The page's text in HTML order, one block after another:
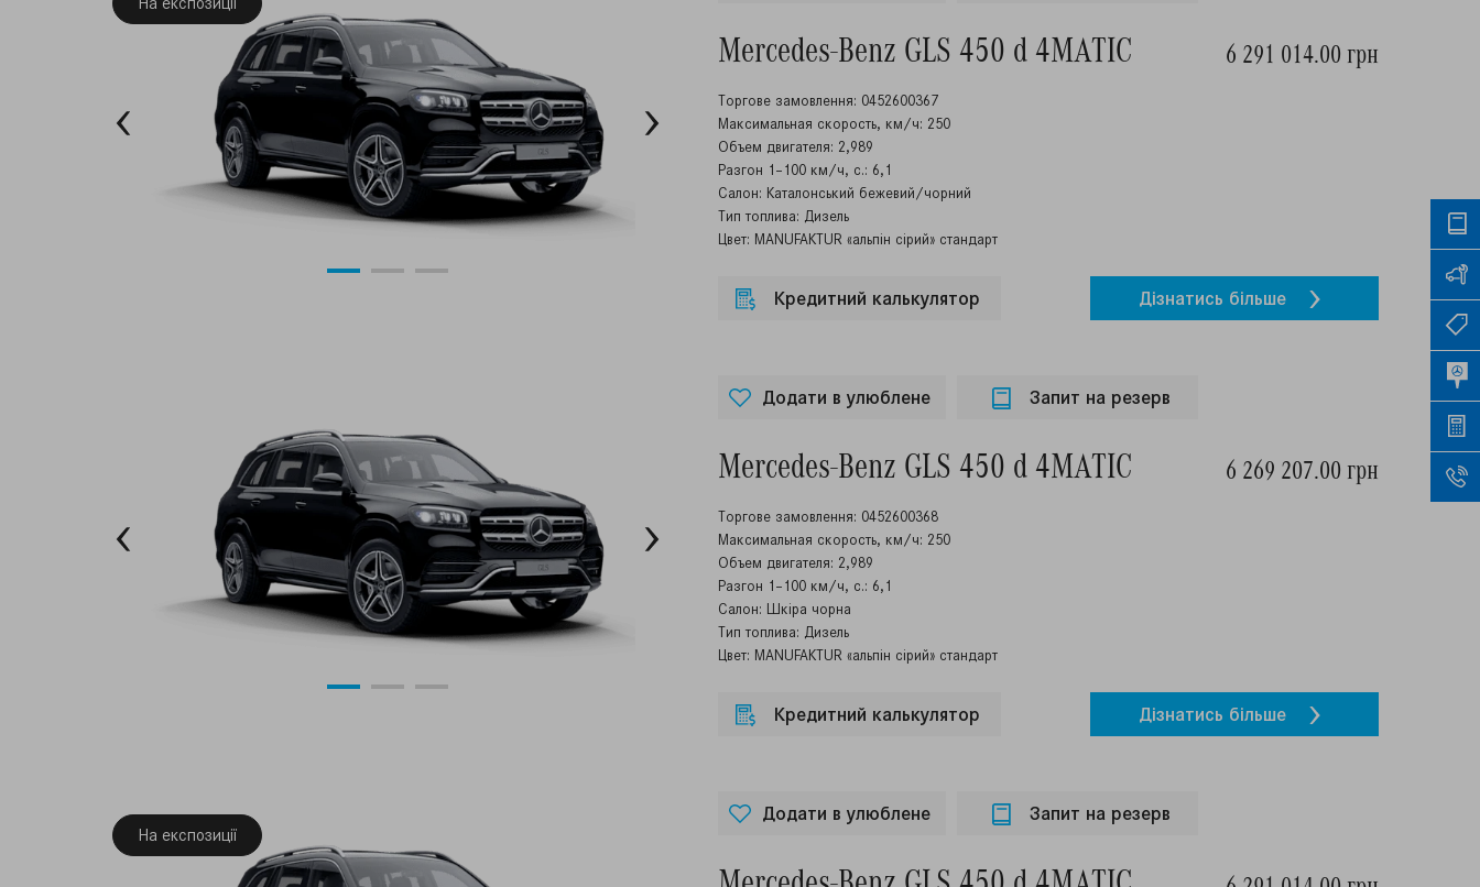
Mercedes-Benz GLS 450 d 4MATIC 6 291 014.00 грн
Торгове замовлення: 0452600367
Максимальная скорость, км/ч: 250
Объем двигателя: 2,989
Разгон 1–100 км/ч, с.: 6,1
Салон: Каталонський бежевий/чорний
Тип топлива: Дизель
Цвет: MANUFAKTUR «альпін сірий» стандарт
Кредитний калькулятор Дiзнатись бiльше
Додати в улюблене Запит на резерв
Mercedes-Benz GLS 450 d 4MATIC 6 269 207.00 грн
Торгове замовлення: 0452600368
Максимальная скорость, км/ч: 250
Объем двигателя: 2,989
Разгон 1–100 км/ч, с.: 6,1
Салон: Шкіра чорна
Тип топлива: Дизель
Цвет: MANUFAKTUR «альпін сірий» стандарт
Кредитний калькулятор Дiзнатись бiльше
Додати в улюблене Запит на резерв
На експозиції